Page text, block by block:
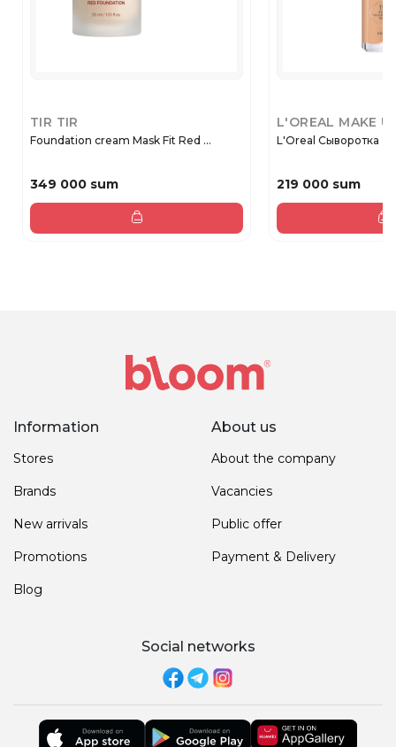
TIR TIR
Foundation cream Mask Fit Red ...
349 000 sum
L'OREAL MAKE
L'Oreal Сыворотка 2-
219 000 sum
Information
Stores
Brands
New arrivals
Promotions
Blog
About us
About the company
Vacancies
Public offer
Payment & Delivery
Social networks